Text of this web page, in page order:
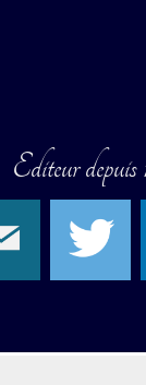
Editeur depuis